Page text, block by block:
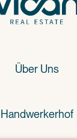
Über Uns
Handwerkerhof